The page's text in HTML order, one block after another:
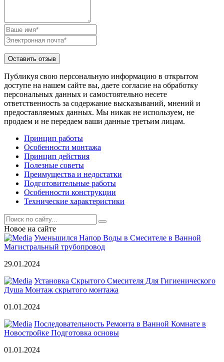
Публикуя свою персональную информацию в открытом
доступе на нашем сайте вы, даете согласие на обработку
персональных данных и самостоятельно несете
ответственность за содержание высказываний, мнений и
предоставляемых данных. Мы никак не используем, не
продаем и не передаем ваши данные третьим лицам.
Принцип работы
Особенности монтажа
Принцип действия
Полезные советы
Преимущества и недостатки
Подготовительные работы
Особенности конструкции
Технические характеристики
Новое на сайте
Уменьшился Напор Воды в Смесителе в Ванной
Магистральный трубопровод
29.01.2024
Установка Скрытого Смесителя Для Гигиенического
Душа Монтаж скрытого монтажа
01.01.2024
Последовательность Ремонта в Ванной Комнате в
Новостройке Подготовка основы
01.01.2024